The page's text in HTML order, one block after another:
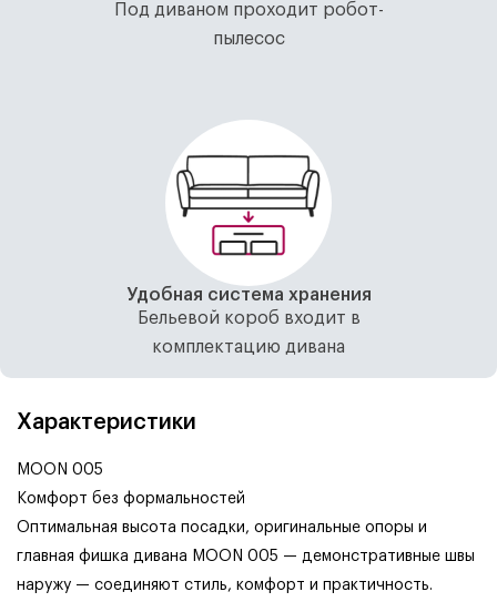
Под диваном проходит робот-
пылесос
Удобная система хранения
Бельевой короб входит в
комплектацию дивана
Характеристики
MOON 005
Комфорт без формальностей
Оптимальная высота посадки, оригинальные опоры и
главная фишка дивана MOON 005 — демонстративные швы
наружу — соединяют стиль, комфорт и практичность.